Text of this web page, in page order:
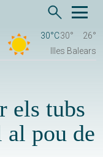
30°C30°
26°
Illes Balears
els tubs
al pou de